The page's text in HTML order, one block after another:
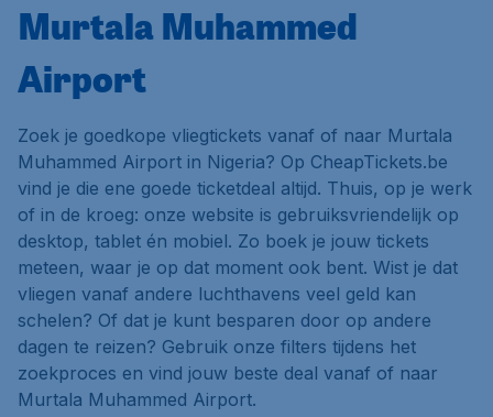
Murtala Muhammed
Airport
Zoek je goedkope vliegtickets vanaf of naar Murtala
Muhammed Airport in Nigeria? Op CheapTickets.be
vind je die ene goede ticketdeal altijd. Thuis, op je werk
of in de kroeg: onze website is gebruiksvriendelijk op
desktop, tablet én mobiel. Zo boek je jouw tickets
meteen, waar je op dat moment ook bent. Wist je dat
vliegen vanaf andere luchthavens veel geld kan
schelen? Of dat je kunt besparen door op andere
dagen te reizen? Gebruik onze filters tijdens het
zoekproces en vind jouw beste deal vanaf of naar
Murtala Muhammed Airport.